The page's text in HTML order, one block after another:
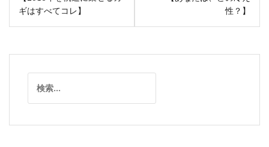
稿
ナ
ゲ
ン
ギはすべてコレ】
性？】
索: